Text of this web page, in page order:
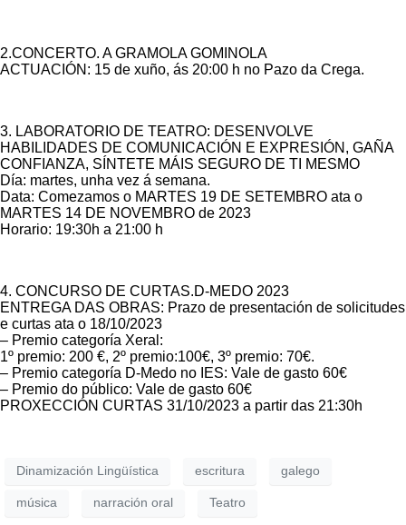
2.CONCERTO. A GRAMOLA GOMINOLA
ACTUACIÓN: 15 de xuño, ás 20:00 h no Pazo da Crega.
3. LABORATORIO DE TEATRO: DESENVOLVE
HABILIDADES DE COMUNICACIÓN E EXPRESIÓN, GAÑA
CONFIANZA, SÍNTETE MÁIS SEGURO DE TI MESMO
Día: martes, unha vez á semana.
Data: Comezamos o MARTES 19 DE SETEMBRO ata o
MARTES 14 DE NOVEMBRO de 2023
Horario: 19:30h a 21:00 h
4. CONCURSO DE CURTAS.D-MEDO 2023
ENTREGA DAS OBRAS: Prazo de presentación de solicitudes
e curtas ata o 18/10/2023
– Premio categoría Xeral:
1º premio: 200 €, 2º premio:100€, 3º premio: 70€.
– Premio categoría D-Medo no IES: Vale de gasto 60€
– Premio do público: Vale de gasto 60€
PROXECCIÓN CURTAS 31/10/2023 a partir das 21:30h
Dinamización Lingüística escritura galego
música narración oral Teatro